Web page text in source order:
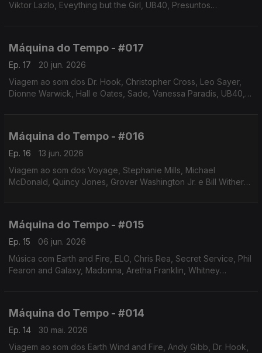
Viktor Lazlo, Eveything but the Girl, UB40, Presuntos
Máquina do Tempo - #017
Ep. 17
20 jun. 2026
Viagem ao som dos Dr. Hook, Christopher Cross, Leo Sayer,
Dionne Warwick, Hall e Oates, Sade, Vanessa Paradis, UB40,
Máquina do Tempo - #016
Ep. 16
13 jun. 2026
Viagem ao som dos Voyage, Stephanie Mills, Michael
McDonald, Quincy Jones, Grover Washington Jr. e Bill Withers,
Máquina do Tempo - #015
Ep. 15
06 jun. 2026
Música com Earth and Fire, ELO, Chris Rea, Secret Service, Phil
Fearon and Galaxy, Madonna, Aretha Franklin, Whitney
Máquina do Tempo - #014
Ep. 14
30 mai. 2026
Viagem ao som dos Earth Wind and Fire, Andy Gibb, Dr. Hook,